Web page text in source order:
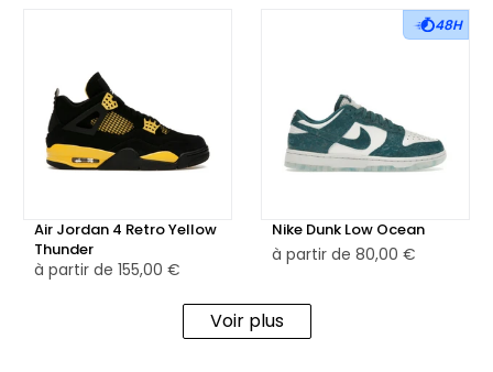
Air Jordan 4 Retro Yellow
Thunder
à partir de 155,00 €
48H
Nike Dunk Low Ocean
à partir de 80,00 €
Voir plus